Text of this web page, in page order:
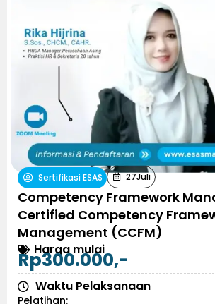
Sertifikasi ESAS 27Juli
Competency Framework
Certified Competency
Management (CCFM)
Harga mulai
Rp300.000,-
Waktu Pelaksanaan
Pelatihan: